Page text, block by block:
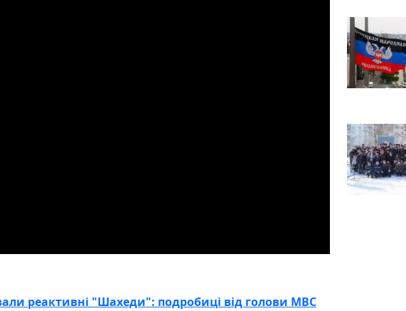
реактивні "Шахеди": подробиці від голови МВС